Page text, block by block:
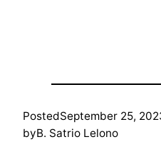
PostedSeptember 25,
byB. Satrio Lelono